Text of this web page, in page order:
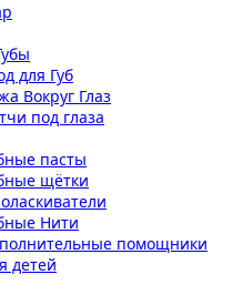
для Губ
Вокруг Глаз
под глаза
пасты
щётки
Нити
помощники
детей